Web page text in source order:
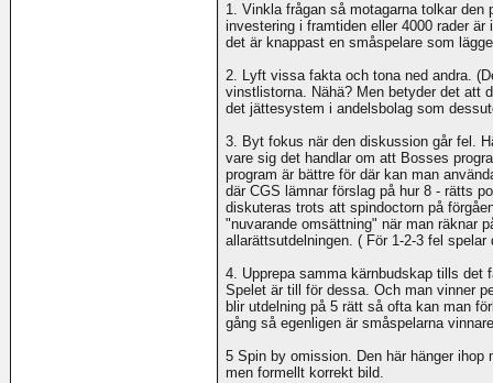
1. Vinkla frågan så motagarna tolkar
investering i framtiden eller 4000 rader
det är knappast en småspelare som
2. Lyft vissa fakta och tona ned andra.
vinstlistorna. Nähä? Men betyder det att
det jättesystem i andelsbolag som
3. Byt fokus när den diskussion går fel.
vare sig det handlar om att Bosses
program är bättre för där kan man
där CGS lämnar förslag på hur 8 - rätts
diskuteras trots att spindoctorn på
"nuvarande omsättning" när man räknar
allarättsutdelningen. ( För 1-2-3 fel
4. Upprepa samma kärnbudskap tills det
Spelet är till för dessa. Och man vinner
blir utdelning på 5 rätt så ofta kan man
gång så egenligen är småspelarna
5 Spin by omission. Den här hänger
men formellt korrekt bild.